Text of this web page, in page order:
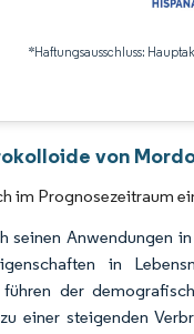
*Haftungsausschluss:
von
Prognosezeitraum
Anwendungen
in
der
einer steigenden